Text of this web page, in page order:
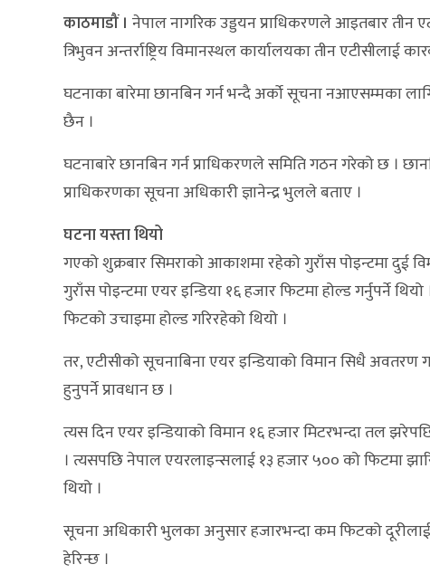
काठमाडौं । नेपाल नागरिक उड्डयन प्राधिकरणले आइतबार तीन
त्रिभुवन अन्तर्राष्ट्रिय विमानस्थल कार्यालयका तीन एटीसीलाई
घटनाका बारेमा छानबिन गर्न भन्दै अर्काे सूचना नआएसम्मका
छैन ।
घटनाबारे छानबिन गर्न प्राधिकरणले समिति गठन गरेको छ ।
प्राधिकरणका सूचना अधिकारी ज्ञानेन्द्र भुलले बताए ।
घटना यस्ता थियो
गएको शुक्रबार सिमराको आकाशमा रहेको गुराँस पोइन्टमा दुई
गुराँस पोइन्टमा एयर इन्डिया १६ हजार फिटमा होल्ड गर्नुपर्ने
फिटको उचाइमा होल्ड गरिरहेको थियो ।
तर, एटीसीको सूचनाबिना एयर इन्डियाको विमान सिधै अवतरण
हुनुपर्ने प्रावधान छ ।
त्यस दिन एयर इन्डियाको विमान १६ हजार मिटरभन्दा तल
। त्यसपछि नेपाल एयरलाइन्सलाई १३ हजार ५०० को फिटमा
थियो ।
सूचना अधिकारी भुलका अनुसार हजारभन्दा कम फिटको दूरीलाई
हेरिन्छ ।